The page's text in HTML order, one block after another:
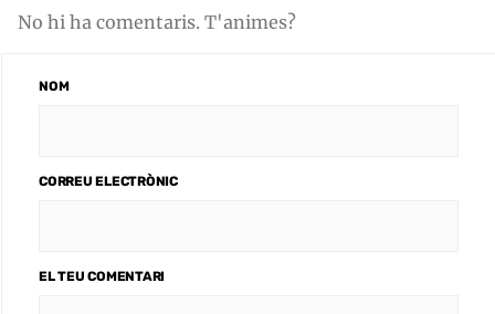
No hi ha comentaris. T'animes?
NOM
CORREU ELECTRÒNIC
EL TEU COMENTARI